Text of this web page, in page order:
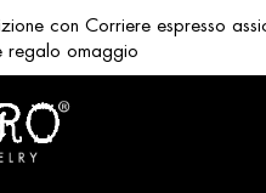
con Corriere espresso
regalo omaggio